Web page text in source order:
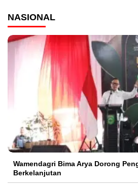
NASIONAL
Wamendagri Bima Arya Dorong
Berkelanjutan